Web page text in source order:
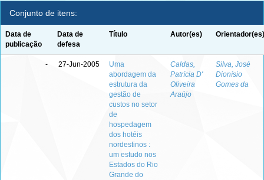
Conjunto de itens:
Data de
publicação
Data de
defesa
Título Autor(es) Orientador(es)
- 27-Jun-2005
Uma
abordagem da
estrutura da
gestão de
custos no setor
de
hospedagem
dos hotéis
nordestinos :
um estudo nos
Estados do Rio
Grande do
Caldas,
Patrícia D'
Oliveira
Araújo
Silva, José
Dionísio
Gomes da